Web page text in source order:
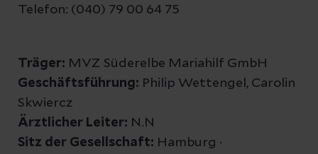
Telefon: (040) 79 00 64 75
Träger: MVZ Süderelbe Mariahilf GmbH
Geschäftsführung: Philip Wettengel, Carolin
Skwiercz
Ärztlicher Leiter: N.N
Sitz der Gesellschaft: Hamburg ·